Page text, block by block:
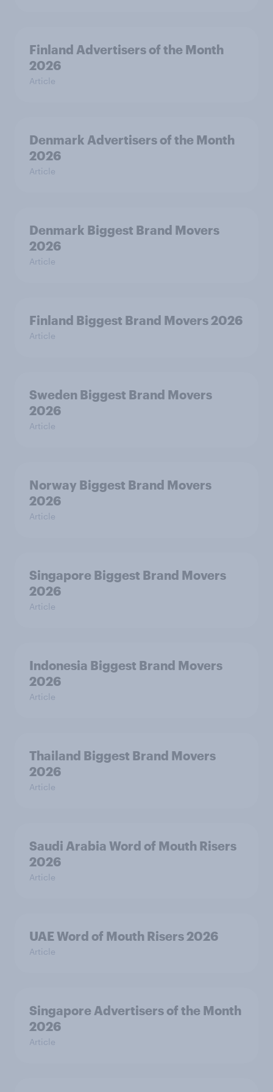
Finland Advertisers of the Month
2026
Article
Denmark Advertisers of the Month
2026
Article
Denmark Biggest Brand Movers
2026
Article
Finland Biggest Brand Movers 2026
Article
Sweden Biggest Brand Movers
2026
Article
Norway Biggest Brand Movers
2026
Article
Singapore Biggest Brand Movers
2026
Article
Indonesia Biggest Brand Movers
2026
Article
Thailand Biggest Brand Movers
2026
Article
Saudi Arabia Word of Mouth Risers
2026
Article
UAE Word of Mouth Risers 2026
Article
Singapore Advertisers of the Month
2026
Article